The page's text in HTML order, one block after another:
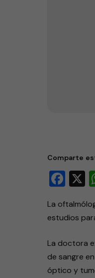
Comparte
X
La
estudios
La doctora
de sangre
óptico y